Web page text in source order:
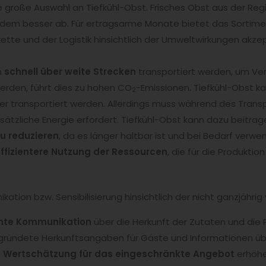
Auswahl an Tiefkühl-Obst. Frisches Obst aus der
besser ab. Für ertragsarme Monate bietet das
und der Logistik hinsichtlich der Umweltwirkungen
schnell über weite Strecken transportiert werden, um
führt dies zu hohen CO2 -Emissionen. Tiefkühl-Obst
transportiert werden. Allerdings muss während des
Energie erfordert. Tiefkühl-Obst kann dazu
reduzieren, da es länger haltbar ist und bei Bedarf
Nutzung der Ressourcen, die für die
bzw. Sensibilisierung hinsichtlich der nicht
Kommunikation über die Herkunft der Zutaten und die
Herkunftsangaben für Gäste und Informationen
Wertschätzung für das eingeschränkte Angebot